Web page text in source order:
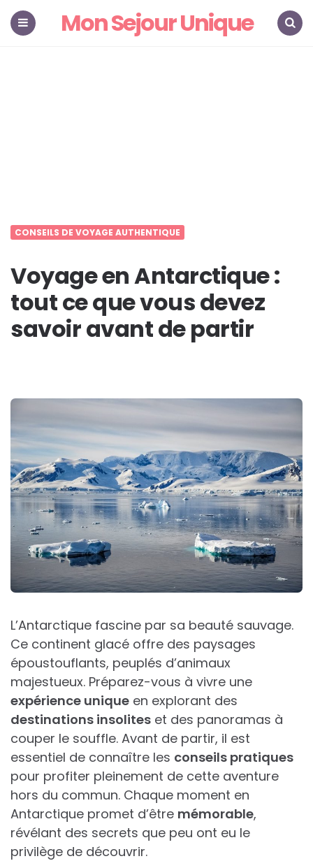
Mon Sejour Unique
CONSEILS DE VOYAGE AUTHENTIQUE
Voyage en Antarctique :
tout ce que vous devez
savoir avant de partir
L’Antarctique fascine par sa beauté sauvage.
Ce continent glacé offre des paysages
époustouflants, peuplés d’animaux
majestueux. Préparez-vous à vivre une
expérience unique en explorant des
destinations insolites et des panoramas à
couper le souffle. Avant de partir, il est
essentiel de connaître les conseils pratiques
pour profiter pleinement de cette aventure
hors du commun. Chaque moment en
Antarctique promet d’être mémorable,
révélant des secrets que peu ont eu le
privilège de découvrir.